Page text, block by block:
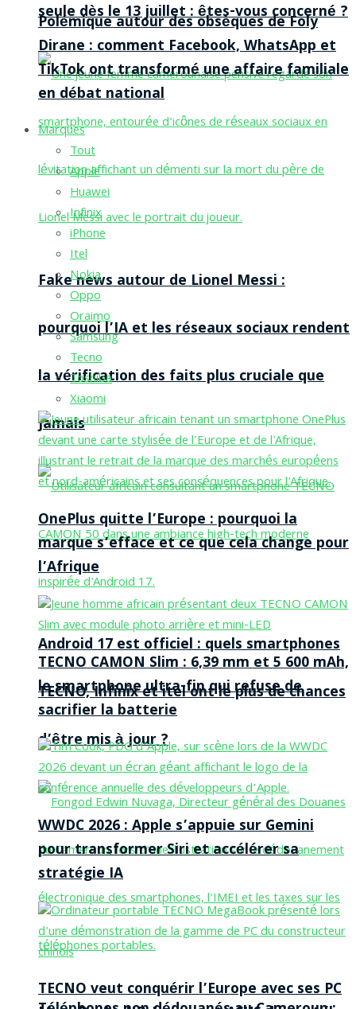
seule dès le 13 juillet : êtes-vous concerné ?
Fake news autour de Lionel Messi :
pourquoi l’IA et les réseaux sociaux rendent
la vérification des faits plus cruciale que
jamais
Android 17 est officiel : quels smartphones
TECNO, Infinix et itel ont le plus de chances
d’être mis à jour ?
Polémique autour des obsèques de Foly
Dirane : comment Facebook, WhatsApp et
TikTok ont transformé une affaire familiale
en débat national
Marques
Tout
Apple
Huawei
Infinix
iPhone
Itel
Nokia
Oppo
Oraimo
Samsung
Tecno
Toshiba
Xiaomi
OnePlus quitte l’Europe : pourquoi la
marque s’efface et ce que cela change pour
l’Afrique
TECNO CAMON Slim : 6,39 mm et 5 600 mAh,
le smartphone ultra-fin qui refuse de
sacrifier la batterie
WWDC 2026 : Apple s’appuie sur Gemini
pour transformer Siri et accélérer sa
stratégie IA
TECNO veut conquérir l’Europe avec ses PC